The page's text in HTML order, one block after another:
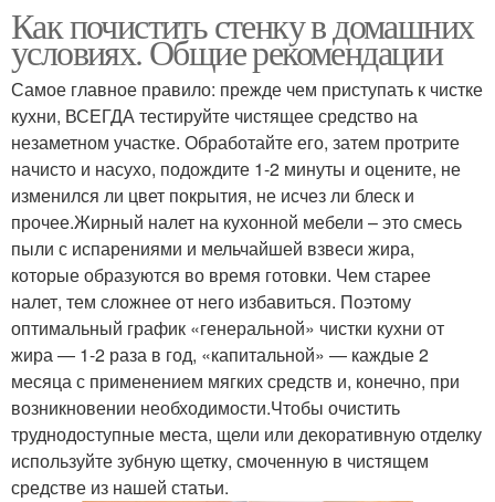
Как почистить стенку в домашних
условиях. Общие рекомендации
Самое главное правило: прежде чем приступать к чистке
кухни, ВСЕГДА тестируйте чистящее средство на
незаметном участке. Обработайте его, затем протрите
начисто и насухо, подождите 1-2 минуты и оцените, не
изменился ли цвет покрытия, не исчез ли блеск и
прочее.Жирный налет на кухонной мебели – это смесь
пыли с испарениями и мельчайшей взвеси жира,
которые образуются во время готовки. Чем старее
налет, тем сложнее от него избавиться. Поэтому
оптимальный график «генеральной» чистки кухни от
жира — 1-2 раза в год, «капитальной» — каждые 2
месяца с применением мягких средств и, конечно, при
возникновении необходимости.Чтобы очистить
труднодоступные места, щели или декоративную отделку
используйте зубную щетку, смоченную в чистящем
средстве из нашей статьи.